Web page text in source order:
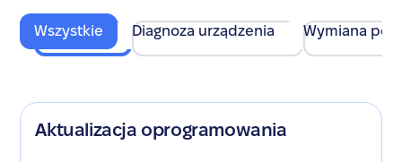
Wszystkie Diagnoza urządzenia Wymiana
Aktualizacja oprogramowania